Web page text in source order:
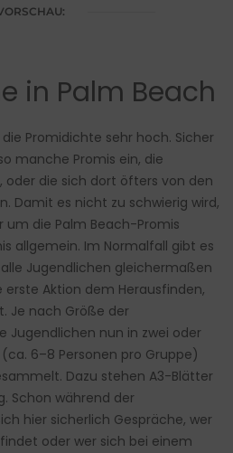
in Palm Beach
die Promidichte sehr hoch. Sicher
manche Promis ein, die
oder die sich dort öfters von den
Damit es nicht zu schwierig wird,
um die Palm Beach-Promis
allgemein. Im Normalfall gibt es
Jugendlichen gleichermaßen
Aktion dem Herausfinden,
Je nach Größe der
Jugendlichen nun in zwei oder
6–8 Personen pro Gruppe)
Dazu stehen A3-Blätter
Schon während der
hier sicherlich Gespräche, wer
oder wer sich bei einem